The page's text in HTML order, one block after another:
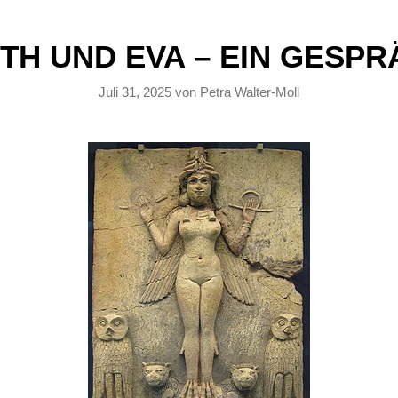
UND EVA – EIN
Juli 31, 2025 von Petra Walter-Moll